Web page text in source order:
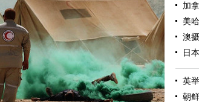
加
美
澳
日
英
朝